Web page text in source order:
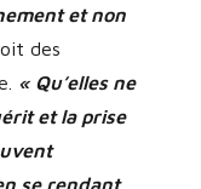
et non
des
« Qu’elles ne
et la prise
se rendant